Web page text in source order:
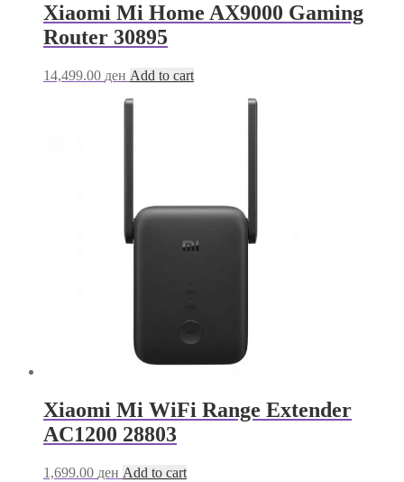
Xiaomi Mi Home AX9000 Gaming
Router 30895
14,499.00 ден Add to cart
Xiaomi Mi WiFi Range Extender
AC1200 28803
1,699.00 ден Add to cart